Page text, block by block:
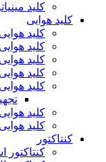
کلید
کلید هوایی
کلید
کلید
کلید
کلید
کلید
کلید
کلید
کنتاکتور
کنتاکتور